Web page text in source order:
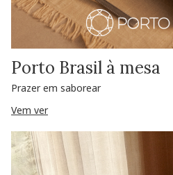
Porto Brasil à mesa
Prazer em saborear
Vem ver